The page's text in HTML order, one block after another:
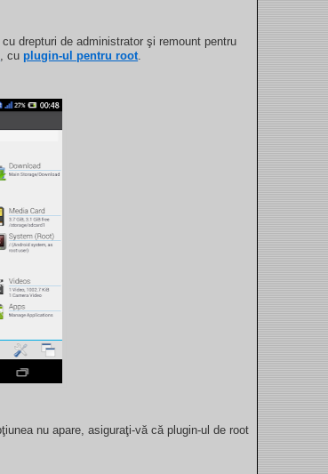
drepturi de administrator şi remount pentru
, cuplugin-ul pentru root
nu apare, asiguraţi-vă că plugin-ul de root